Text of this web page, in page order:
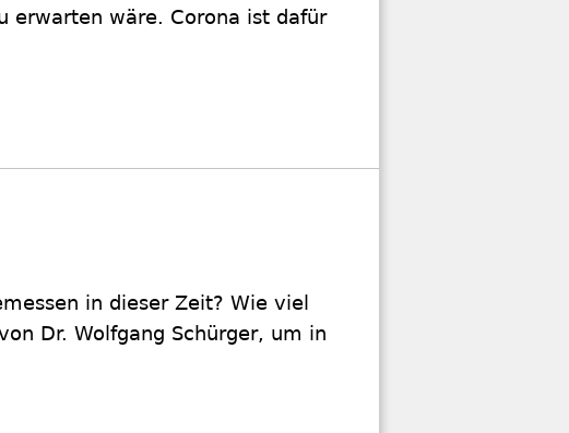
erwarten wäre. Corona ist dafür
in dieser Zeit? Wie viel
Dr. Wolfgang Schürger, um in